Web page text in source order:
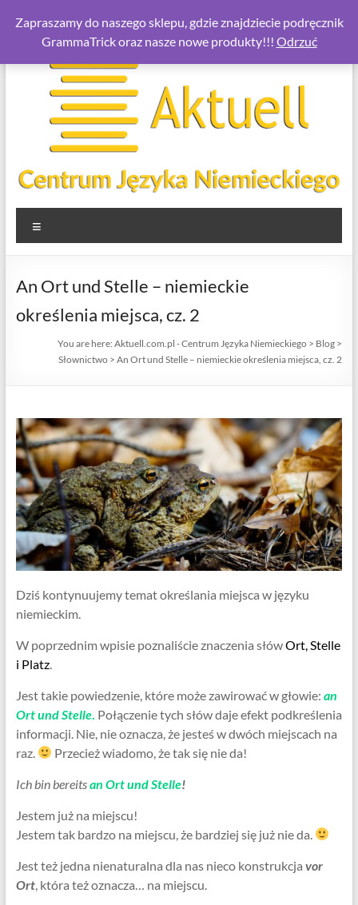
Skip
content
Aktuell.com.pl
–
Centrum
Języka
Niemieckiego
Centrum
An Ort und Stelle – niemieckie
określenia miejsca, cz. 2
You are here:Aktuell.com.pl - Centrum Języka Niemieckiego > Blog >
Słownictwo >An Ort und Stelle – niemieckie określenia miejsca, cz. 2
Dziś kontynuujemy temat określania miejsca w języku
niemieckim.
W poprzednim wpisie poznaliście znaczenia słówOrt, Stelle
i Platz.
Jest takie powiedzenie, które może zawirować w głowie: an
Ort und Stelle. Połączenie tych słów daje efekt podkreślenia
informacji. Nie, nie oznacza, że jesteś w dwóch miejscach na
raz.
Przecież wiadomo, że tak się nie da!
Ich bin bereitsan Ort und Stelle!
Jestem już na miejscu!
Jestem tak bardzo na miejscu, że bardziej się już nie da.
Jest też jedna nienaturalna dla nas nieco konstrukcja vor
Ort, która też oznacza… na miejscu.
Zapraszamy do naszego sklepu, gdzie znajdziecie podręcznik
GrammaTrick oraz nasze nowe produkty!!! Odrzuć